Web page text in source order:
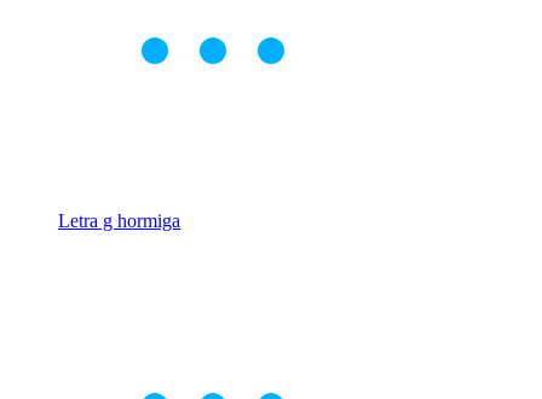
Letra g hormiga